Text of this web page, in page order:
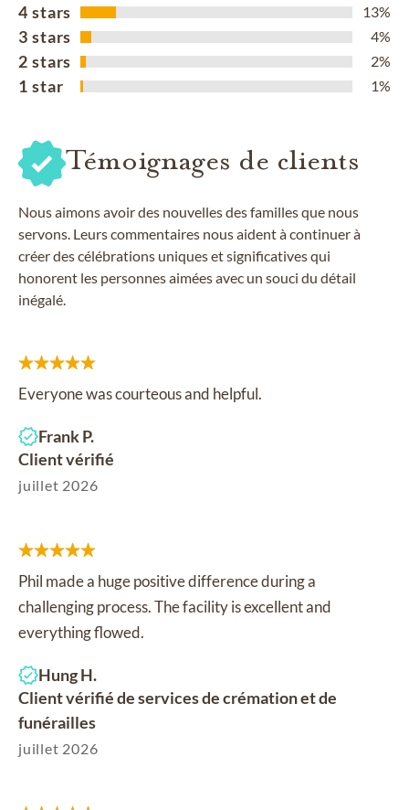
4 stars 13%
3 stars 4%
2 stars 2%
1 star 1%
Témoignages de clients
Nous aimons avoir des nouvelles des familles que nous
servons. Leurs commentaires nous aident à continuer à
créer des célébrations uniques et significatives qui
honorent les personnes aimées avec un souci du détail
inégalé.
Everyone was courteous and helpful.
Frank P.
Client vérifié
juillet 2026
Phil made a huge positive difference during a
challenging process. The facility is excellent and
everything flowed.
Hung H.
Client vérifié de services de crémation et de
funérailles
juillet 2026